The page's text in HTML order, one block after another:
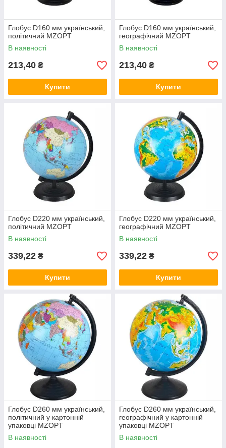
Глобус D160 мм український,
політичний MZOPT
В наявності
213,40 ₴
Купити
Глобус D160 мм український,
географічний MZOPT
В наявності
213,40 ₴
Купити
Глобус D220 мм український,
політичний MZOPT
В наявності
339,22 ₴
Купити
Глобус D220 мм український,
географічний MZOPT
В наявності
339,22 ₴
Купити
Глобус D260 мм український,
політичний у картонній
упаковці MZOPT
В наявності
Глобус D260 мм український,
географічний у картонній
упаковці MZOPT
В наявності